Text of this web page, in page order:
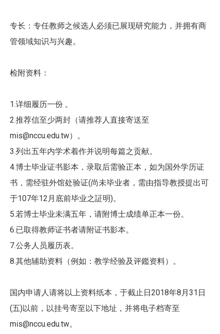
专长：专任教师之候选人必须已展现研究能力，并拥有商
管领域知识与兴趣。
检附资料：
​​1.详细履历一份 。
2.推荐信至少两封（请推荐人直接寄送至
mis@nccu.edu.tw）。
3.列出五年内学术着作并说明每篇之贡献。
4.博士毕业证书影本，录取后需验正本，如为国外学历证
书，需经驻外馆处验证(尚未毕业者，需由指导教授提出可
于107年12 月底前毕业之証明)。
5.若博士毕业未满五年，请附博士成绩单正本一份。
6.已取得教师证书者请附证书影本。
7.公务人员履历表。
8.其他辅助资料（例如：教学经验及评鑑资料）。
国内申请人请将以上资料纸本，于截止日 2018年8 月 31 日
(五)以前，以挂号寄至以下地址，并将电子档寄至
mis@nccu.edu.tw。